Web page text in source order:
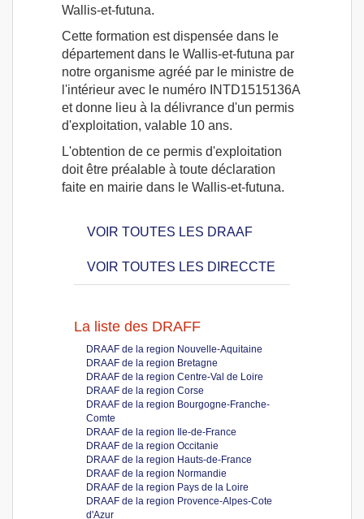
Wallis-et-futuna.
Cette formation est dispensée dans le
département dans le Wallis-et-futuna par
notre organisme agréé par le ministre de
l'intérieur avec le numéro INTD1515136A
et donne lieu à la délivrance d'un permis
d'exploitation, valable 10 ans.
L'obtention de ce permis d'exploitation
doit être préalable à toute déclaration
faite en mairie dans le Wallis-et-futuna.
VOIR TOUTES LES DRAAF
VOIR TOUTES LES DIRECCTE
La liste des DRAFF
DRAAF de la region Nouvelle-Aquitaine
DRAAF de la region Bretagne
DRAAF de la region Centre-Val de Loire
DRAAF de la region Corse
DRAAF de la region Bourgogne-Franche-
Comte
DRAAF de la region Ile-de-France
DRAAF de la region Occitanie
DRAAF de la region Hauts-de-France
DRAAF de la region Normandie
DRAAF de la region Pays de la Loire
DRAAF de la region Provence-Alpes-Cote
d'Azur